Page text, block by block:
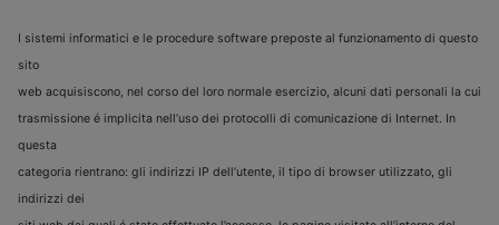
I sistemi informatici e le procedure software preposte al funzionamento di questo
sito
web acquisiscono, nel corso del loro normale esercizio, alcuni dati personali la cui
trasmissione é implicita nell’uso dei protocolli di comunicazione di Internet. In
questa
categoria rientrano: gli indirizzi IP dell’utente, il tipo di browser utilizzato, gli
indirizzi dei